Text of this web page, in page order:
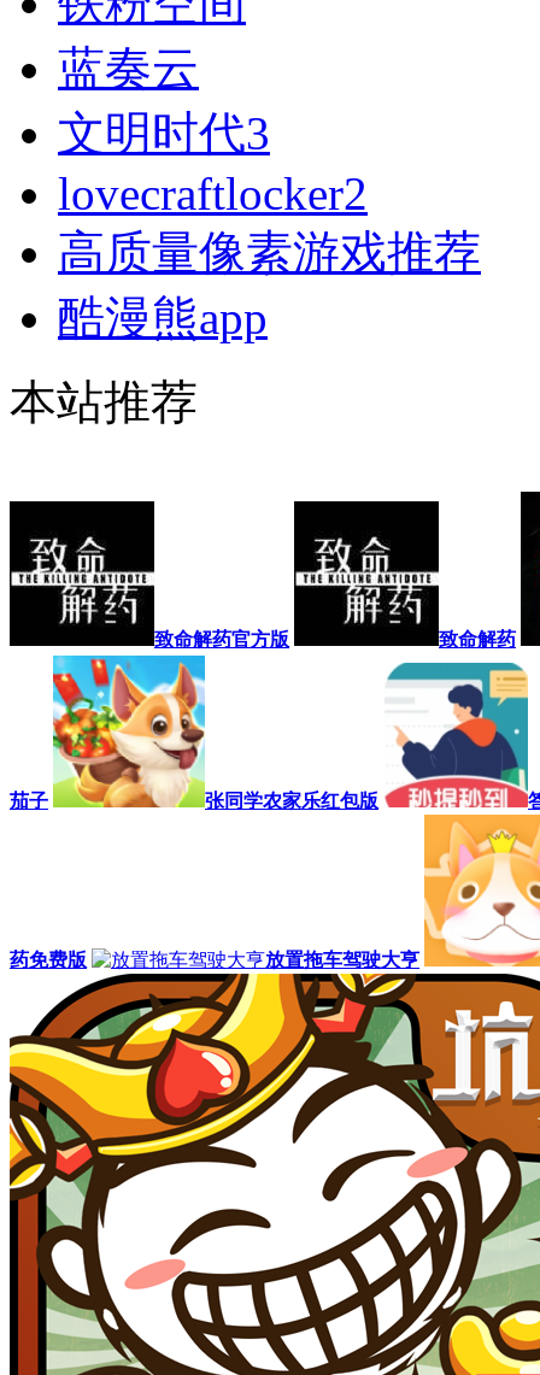
蓝奏云
文明时代3
lovecraftlocker2
高质量像素游戏推荐
酷漫熊app
本站推荐
致命解药官方版 致命解药
茄子 张同学农家乐红包版
药免费版 放置拖车驾驶大亨